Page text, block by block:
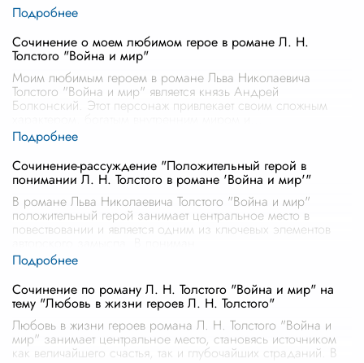
Сочинение о моем любимом герое в романе Л. Н.
Толстого "Война и мир"
Моим любимым героем в романе Льва Николаевича
Толстого "Война и мир" является князь Андрей
Болконский. Этот персонаж привлекает своим сложным
Сочинение-рассуждение "Положительный герой в
понимании Л. Н. Толстого в романе 'Война и мир'"
В романе Льва Николаевича Толстого "Война и мир"
положительный герой занимает центральное место в
повествовании и является одним из ключевых элементов
Сочинение по роману Л. Н. Толстого "Война и мир" на
тему "Любовь в жизни героев Л. Н. Толстого"
Любовь в жизни героев романа Л. Н. Толстого "Война и
мир" занимает центральное место, становясь источником
как величайшего счастья, так и глубочайших страданий. В